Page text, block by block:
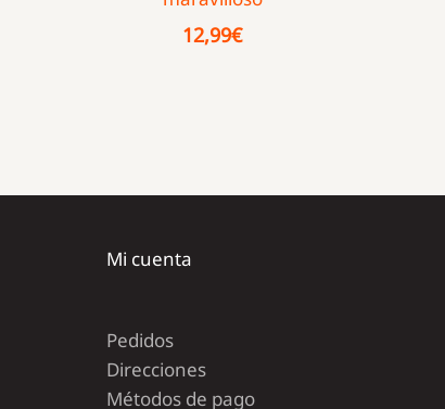
12,99€
Mi cuenta
Pedidos
Direcciones
Métodos de pago